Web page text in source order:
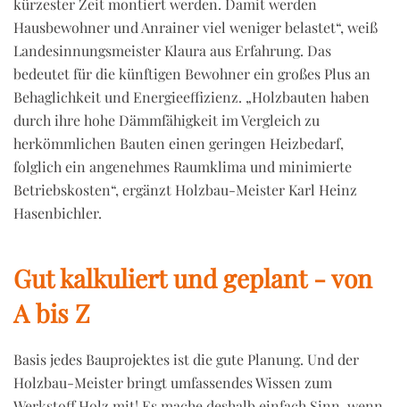
kürzester Zeit montiert werden. Damit werden
Hausbewohner und Anrainer viel weniger belastet“, weiß
Landesinnungsmeister Klaura aus Erfahrung. Das
bedeutet für die künftigen Bewohner ein großes Plus an
Behaglichkeit und Energieeffizienz. „Holzbauten haben
durch ihre hohe Dämmfähigkeit im Vergleich zu
herkömmlichen Bauten einen geringen Heizbedarf,
folglich ein angenehmes Raumklima und minimierte
Betriebskosten“, ergänzt Holzbau-Meister Karl Heinz
Hasenbichler.
Gut kalkuliert und geplant - von
A bis Z
Basis jedes Bauprojektes ist die gute Planung. Und der
Holzbau-Meister bringt umfassendes Wissen zum